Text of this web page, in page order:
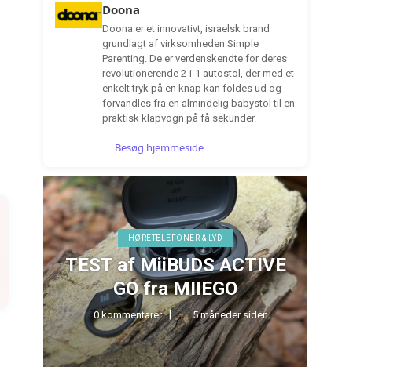
Doona
Doona er et innovativt, israelsk brand
grundlagt af virksomheden Simple
Parenting. De er verdenskendte for deres
revolutionerende 2-i-1 autostol, der med et
enkelt tryk på en knap kan foldes ud og
forvandles fra en almindelig babystol til en
praktisk klapvogn på få sekunder.
Besøg hjemmeside
HØRETELEFONER & LYD
TEST af MiiBUDS ACTIVE
GO fra MIIEGO
0 kommentarer 5 måneder siden